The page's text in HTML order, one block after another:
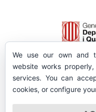
We use our own and
website works
services. You can
cookies, or configure